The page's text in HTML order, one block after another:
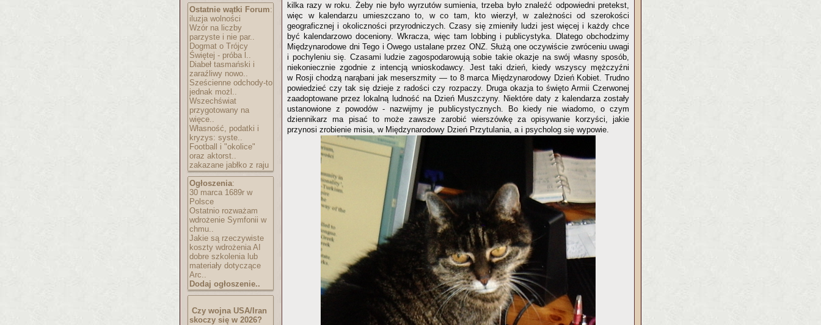
Ostatnie wątki Forum:
iluzja wolności
Wzór na liczby
parzyste i nie par..
Dogmat o Trójcy
Świętej - próba l..
Diabeł tasmański i
zaraźliwy nowo..
Sześcienne odchody-to
jednak możl..
Wszechświat
przygotowany na
więce..
Własność, podatki i
kryzys: syste..
Football i "okolice"
oraz aktorst..
zakazane jabłko z raju
Ogłoszenia:
30 marca 1689r w
Polsce
Ostatnio rozważam
wdrożenie Symfonii w
chmu..
Jakie są rzeczywiste
koszty wdrożenia AI
dobre szkolenia lub
materiały dotyczące
Arc..
Dodaj ogłoszenie..
Czy wojna USA/Iran
skoczy się w 2026?
kilka razy w roku. Żeby nie było wyrzutów sumienia, trzeba było znaleźć odpowiedni pretekst,
więc w kalendarzu umieszczano to, w co tam, kto wierzył, w zależności od szerokości
geograficznej i okoliczności przyrodniczych. Czasy się zmieniły ludzi jest więcej i każdy chce
być kalendarzowo doceniony. Wkracza, więc tam lobbing i publicystyka. Dlatego obchodzimy
Międzynarodowe dni Tego i Owego ustalane przez ONZ. Służą one oczywiście zwróceniu uwagi
i pochyleniu się. Czasami ludzie zagospodarowują sobie takie okazje na swój własny sposób,
niekoniecznie zgodnie z intencją wnioskodawcy. Jest taki dzień, kiedy wszyscy mężczyźni
w Rosji chodzą narąbani jak meserszmity — to 8 marca Międzynarodowy Dzień Kobiet. Trudno
powiedzieć czy tak się dzieje z radości czy rozpaczy. Druga okazja to święto Armii Czerwonej
zaadoptowane przez lokalną ludność na Dzień Muszczyny. Niektóre daty z kalendarza zostały
ustanowione z powodów - nazwijmy je publicystycznych. Bo kiedy nie wiadomo, o czym
dziennikarz ma pisać to może zawsze zarobić wierszówkę za opisywanie korzyści, jakie
przynosi zrobienie misia, w Międzynarodowy Dzień Przytulania, a i psycholog się wypowie.